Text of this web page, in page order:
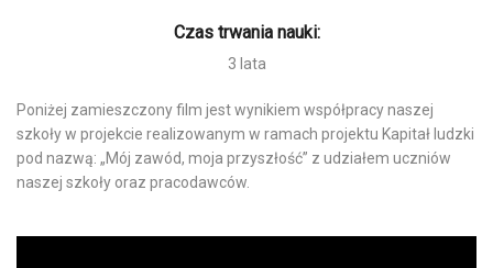
Czas trwania nauki:
3 lata
Poniżej zamieszczony film jest wynikiem współpracy naszej
szkoły w projekcie realizowanym w ramach projektu Kapitał ludzki
pod nazwą: „Mój zawód, moja przyszłość” z udziałem uczniów
naszej szkoły oraz pracodawców.